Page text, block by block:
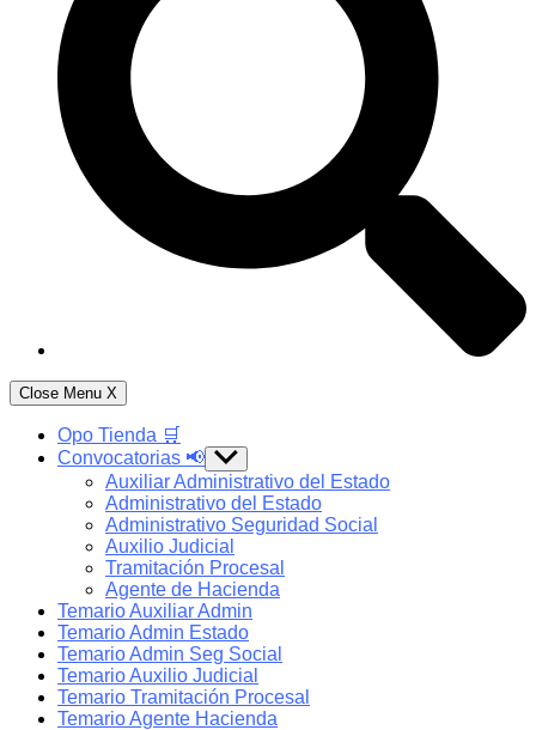
Close Menu X
Opo Tienda 🛒
Convocatorias 📢 Show
sub
menu
Auxiliar Administrativo del Estado
Administrativo del Estado
Administrativo Seguridad Social
Auxilio Judicial
Tramitación Procesal
Agente de Hacienda
Temario Auxiliar Admin
Temario Admin Estado
Temario Admin Seg Social
Temario Auxilio Judicial
Temario Tramitación Procesal
Temario Agente Hacienda